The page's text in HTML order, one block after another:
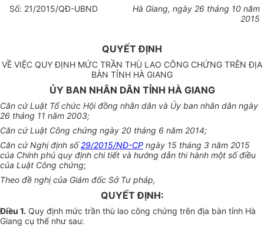
Số: 21/2015/QĐ-UBND Hà Giang, ngày 26tháng 10năm
2015
QUYẾT ĐỊNH
VỀ VIỆC QUY ĐỊNH MỨC TRẦN THÙ LAO CÔNG CHỨNG TRÊN ĐỊA
BÀN TỈNH HÀ GIANG
ỦY BAN NHÂN DÂN TỈNH HÀ GIANG
Căn cứLuật Tổ chức Hội đồng nhân dân và Ủy ban nhân dân ngày
26 tháng 11 năm 2003;
Căn cứ Luật Công chứng ngày 20 tháng 6 năm 2014;
Căn cứ Nghị định số29/2015/NĐ-CP ngày 15 tháng 3 năm 2015
của Chính phủ quy định chi tiết và hướng dẫn thi hành một số điều
của Luật Công chứng;
Theo đề nghị của Giám đốc Sở Tư pháp,
QUYẾT ĐỊNH:
Điều 1. Quy định mức trần thù lao công chứng trên địa bàn tỉnh Hà
Giang cụ thể như sau: